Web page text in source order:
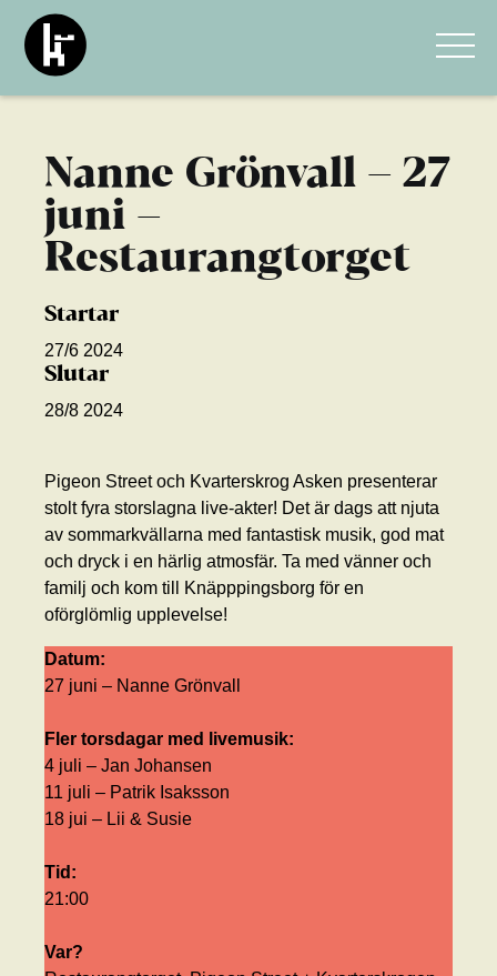
Nanne Grönvall – 27
juni –
Restaurangtorget
Startar
27/6 2024
Slutar
28/8 2024
Pigeon Street och Kvarterskrog Asken presenterar
stolt fyra storslagna live-akter! Det är dags att njuta
av sommarkvällarna med fantastisk musik, god mat
och dryck i en härlig atmosfär. Ta med vänner och
familj och kom till Knäpppingsborg för en
oförglömlig upplevelse!
Datum:
27 juni – Nanne Grönvall
Fler torsdagar med livemusik:
4 juli – Jan Johansen
11 juli – Patrik Isaksson
18 jui – Lii & Susie
Tid:
21:00
Var?